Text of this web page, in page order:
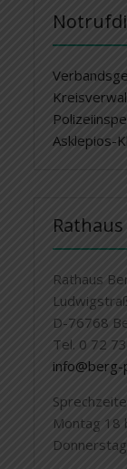
Asklepios-
Rathaus
Rathaus
D-76768
Tel. 0 72
info@berg-
Montag 18